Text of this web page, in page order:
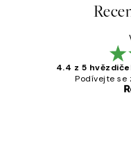
4.4 z 5
Podívejte se